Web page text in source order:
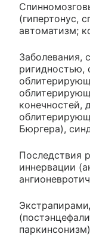
(гипертонус,
автоматизм;
Заболевания,
конечностей,
Бюргера),
Последствия
иннервации